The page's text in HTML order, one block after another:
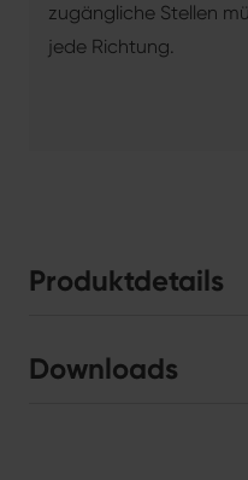
zugängliche Stellen
jede Richtung.
Produktdetails
Downloads